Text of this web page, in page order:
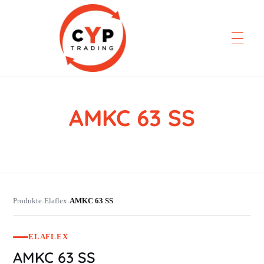
CYP Trading
AMKC 63 SS
Produkte›Elaflex›AMKC 63 SS
ELAFLEX
AMKC 63 SS